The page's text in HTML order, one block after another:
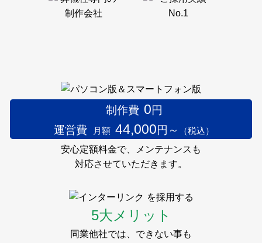
第12回「着想は眠らない」展のインターリンク賞
インターリンクは、9月28日～10月20日の土日に
Gallery 忘我亭で開催される第12回「着想は眠らな
い」展を今年もサポートします。
2024年5月29日～30日
フューネラルビジネスフェア2024に出展いたしまし
弊社ブースへお立ち寄りいただきました皆様、
誠にありがとうございました。
制作費 0円
運営費
月額 44,000円～
（税込）
安心定額料金で、メンテナンスも
対応させていただきます。
を採用する
5大メリット
同業他社では、できない事も